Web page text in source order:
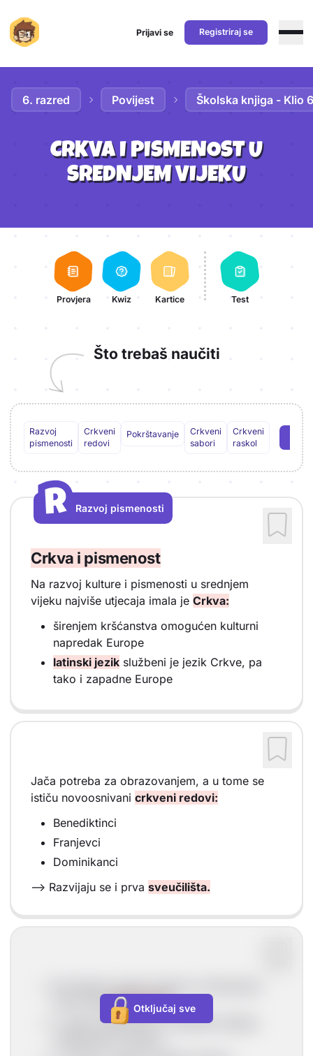
Prijavi se Registriraj se
6. razred Povijest Školska knjiga - Klio 6
CRKVA I PISMENOST U
SREDNJEM VIJEKU
Aktivnosti lekcije
Provjera Kwiz Kartice Test
Što trebaš naučiti
Razvoj
pismenosti
Crkveni
redovi
Pokrštavanje
Crkveni
sabori
Crkveni
raskol
R
R
Razvoj pismenosti
Crkva i pismenost
Na razvoj kulture i pismenosti u srednjem
vijeku najviše utjecaja imala je Crkva:
širenjem kršćanstva omogućen kulturni
napredak Europe
latinski jezik službeni je jezik Crkve, pa
tako i zapadne Europe
Jača potreba za obrazovanjem, a u tome se
ističu novoosnivani crkveni redovi:
Benediktinci
Franjevci
Dominikanci
--> Razvijaju se i prva sveučilišta.
Crkvi ima
rimski papa
U većim gradovima i središtima djeluju
Otključaj sve